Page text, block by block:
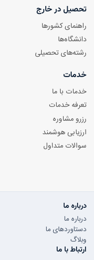
تحصیل در خارج
راهنمای کشورها
دانشگاه‌ها
رشته‌های تحصیلی
خدمات
خدمات با ما
تعرفه خدمات
رزرو مشاوره
ارزیابی هوشمند
سوالات متداول
درباره ما
درباره ما
دستاوردهای ما
وبلاگ
ارتباط با ما